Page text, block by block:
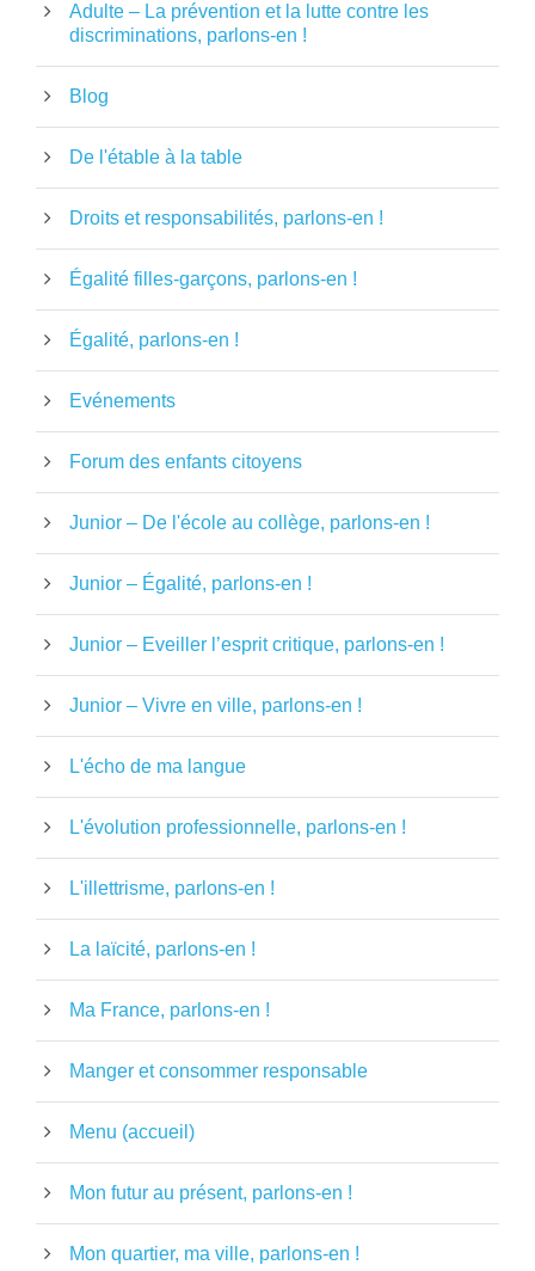
Adulte – La prévention et la lutte contre les
discriminations, parlons-en !
Blog
De l'étable à la table
Droits et responsabilités, parlons-en !
Égalité filles-garçons, parlons-en !
Égalité, parlons-en !
Evénements
Forum des enfants citoyens
Junior – De l'école au collège, parlons-en !
Junior – Égalité, parlons-en !
Junior – Eveiller l’esprit critique, parlons-en !
Junior – Vivre en ville, parlons-en !
L'écho de ma langue
L'évolution professionnelle, parlons-en !
L'illettrisme, parlons-en !
La laïcité, parlons-en !
Ma France, parlons-en !
Manger et consommer responsable
Menu (accueil)
Mon futur au présent, parlons-en !
Mon quartier, ma ville, parlons-en !